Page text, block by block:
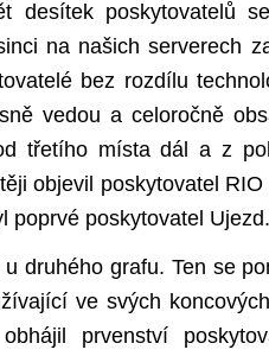
desítek poskytovatelů
na našich serverech
bez rozdílu
vedou a celoročně
třetího místa dál a z
objevil poskytovatel
poprvé poskytovatel
druhého grafu. Ten se
ve svých
prvenství